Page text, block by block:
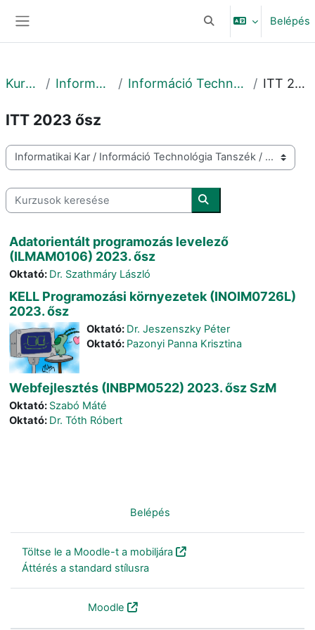
Keresési bemeneti
Belépés
Kurzusok Informatikai Kar Információ Technológia Tanszék ITT 2023 ősz
ITT 2023 ősz
Kurzuskategóriák
Kurzusok keresése
Kurzusok keresése
Adatorientált programozás levelező
(ILMAM0106) 2023. ősz
Oktató: Dr. Szathmáry László
KELL Programozási környezetek (INOIM0726L)
2023. ősz
Oktató: Dr. Jeszenszky Péter
Oktató: Pazonyi Panna Krisztina
Webfejlesztés (INBPM0522) 2023. ősz SzM
Oktató: Szabó Máté
Oktató: Dr. Tóth Róbert
Belépés
Töltse le a Moodle-t a mobiljára
Áttérés a standard stílusra
Moodle